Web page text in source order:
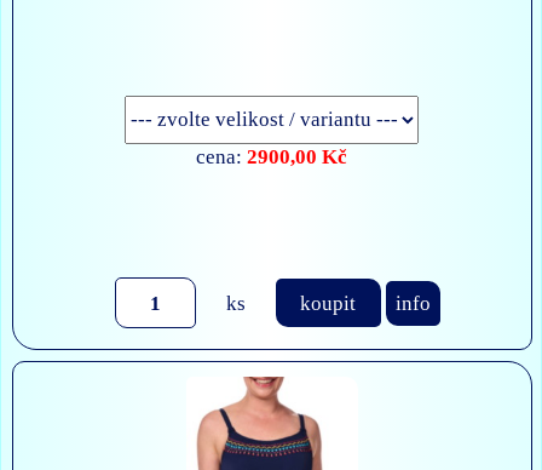
cena:2900,00 Kč
ks koupit info